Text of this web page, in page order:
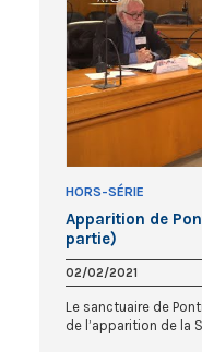
HORS-SÉRIE
Apparition de
partie)
02/02/2021
Le sanctuaire de
de l’apparition de la